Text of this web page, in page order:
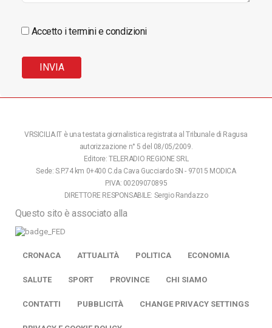
Accetto i termini e condizioni
VRSICILIA.IT è una testata giornalistica registrata al Tribunale di Ragusa
autorizzazione n° 5 del 08/05/2009.
Editore: TELERADIO REGIONE SRL
Sede: S.P.74 km 0+400 C.da Cava Gucciardo SN - 97015 MODICA
P.IVA: 00209070895
DIRETTORE RESPONSABILE: Sergio Randazzo
Questo sito è associato alla
CRONACA ATTUALITÀ POLITICA ECONOMIA
SALUTE SPORT PROVINCE CHI SIAMO
CONTATTI PUBBLICITÀ CHANGE PRIVACY SETTINGS